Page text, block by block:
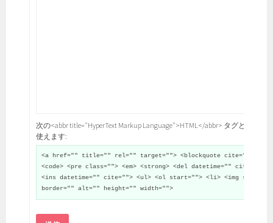
次の<abbr title="HyperText Markup Language">HTML</abbr> タグと属性が
使えます:
<a href="" title="" rel="" target=""> <blockquote cite="">
<code> <pre class=""> <em> <strong> <del datetime="" cite="">
<ins datetime="" cite=""> <ul> <ol start=""> <li> <img src=""
border="" alt="" height="" width="">